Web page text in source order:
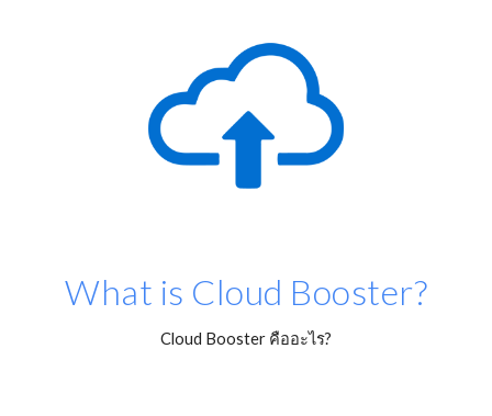
What is Cloud Booster?
Cloud Booster คืออะไร?